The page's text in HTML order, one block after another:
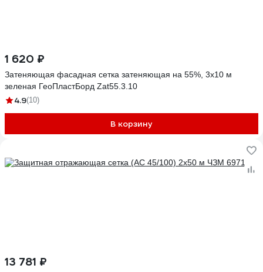
1 620 ₽
Затеняющая фасадная сетка затеняющая на 55%, 3x10 м
зеленая ГеоПластБорд Zat55.3.10
4.9(10)
В корзину
13 781 ₽